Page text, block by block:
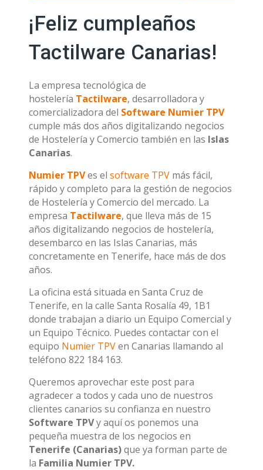
¡Feliz cumpleaños
Tactilware Canarias!
La empresa tecnológica de
hostelería Tactilware, desarrolladora y
comercializadora del Software Numier TPV
cumple más dos años digitalizando negocios
de Hostelería y Comercio también en las Islas
Canarias.
Numier TPVes el software TPV más fácil,
rápido y completo para la gestión de negocios
de Hostelería y Comercio del mercado. La
empresa Tactilware, que lleva más de 15
años digitalizando negocios de hostelería,
desembarco en las Islas Canarias, más
concretamente en Tenerife, hace más de dos
años.
La oficina está situada en Santa Cruz de
Tenerife, en la calle Santa Rosalía 49, 1B1
donde trabajan a diario un Equipo Comercial y
un Equipo Técnico. Puedes contactar con el
equipo Numier TPVen Canarias llamando al
teléfono 822 184 163.
Queremos aprovechar este post para
agradecer a todos y cada uno de nuestros
clientes canarios su confianza en nuestro
Software TPVy aquí os ponemos una
pequeña muestra de los negocios en
Tenerife (Canarias)que ya forman parte de
la Familia Numier TPV.